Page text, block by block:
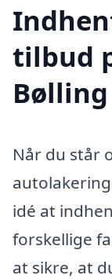
tilbud
Bølling
Når du står
idé at
forskellige
at sikre, at